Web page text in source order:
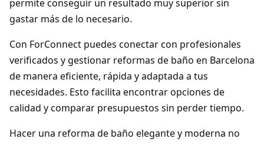
permite conseguir un resultado muy superior sin
gastar más de lo necesario.
Con ForConnect puedes conectar con profesionales
verificados y gestionar reformas de baño en Barcelona
de manera eficiente, rápida y adaptada a tus
necesidades. Esto facilita encontrar opciones de
calidad y comparar presupuestos sin perder tiempo.
Hacer una reforma de baño elegante y moderna no